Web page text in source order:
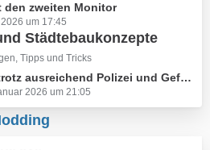
den zweiten Monitor
um 17:45
Städtebaukonzepte
Tipps und Tricks
Polizei und Gefängniskapazität
2026 um 21:05